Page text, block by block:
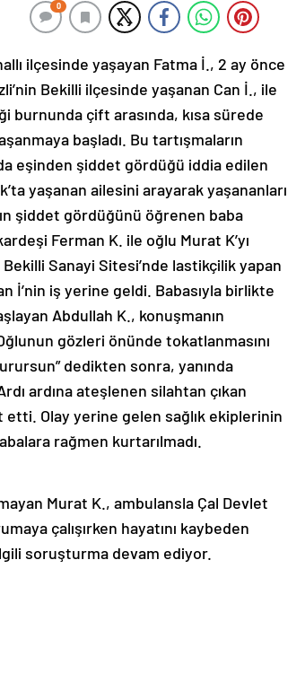
0
ilçesinde yaşayan Fatma İ., 2 ay önce
Bekilli ilçesinde yaşanan Can İ., ile
burnunda çift arasında, kısa sürede
başladı. Bu tartışmaların
eşinden şiddet gördüğü iddia edilen
yaşanan ailesini arayarak yaşananları
şiddet gördüğünü öğrenen baba
Ferman K. ile oğlu Murat K’yı
Bekilli Sanayi Sitesi’nde lastikçilik yapan
İ’nin iş yerine geldi. Babasıyla birlikte
Abdullah K., konuşmanın
gözleri önünde tokatlanmasını
dedikten sonra, yanında
ardına ateşlenen silahtan çıkan
etti. Olay yerine gelen sağlık ekiplerinin
rağmen kurtarılmadı.
Murat K., ambulansla Çal Devlet
çalışırken hayatını kaybeden
soruşturma devam ediyor.